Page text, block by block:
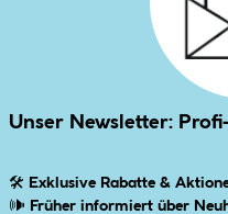
Unser Newsletter:
🛠 Exklusive Rabatte &
🕪 Früher informiert über